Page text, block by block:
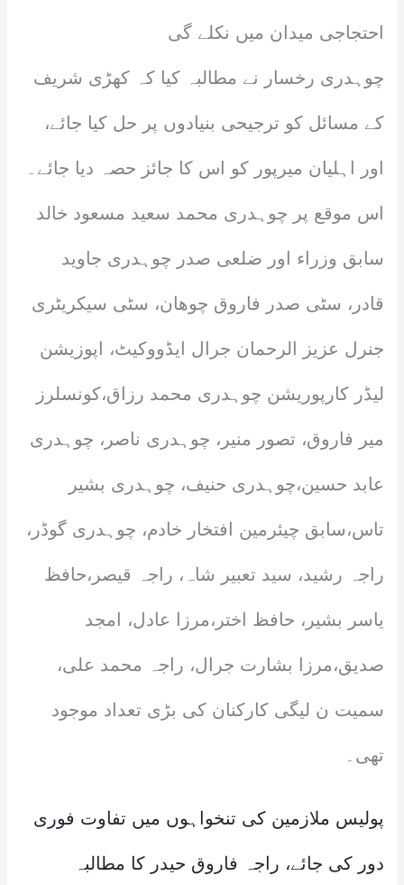
احتجاجی میدان میں نکلے گی
چوہدری رخسار نے مطالبہ کیا کہ کھڑی شریف
کے مسائل کو ترجیحی بنیادوں پر حل کیا جائے،
اور اہلیان میرپور کو اس کا جائز حصہ دیا جائے۔
اس موقع پر چوہدری محمد سعید مسعود خالد
سابق وزراء اور ضلعی صدر چوہدری جاوید
قادر، سٹی صدر فاروق چوھان، سٹی سیکریٹری
جنرل عزیز الرحمان جرال ایڈووکیٹ، اپوزیشن
لیڈر کارپوریشن چوہدری محمد رزاق،کونسلرز
میر فاروق، تصور منیر، چوہدری ناصر، چوہدری
عابد حسین،چوہدری حنیف، چوہدری بشیر
تاس،سابق چیئرمین افتخار خادم، چوہدری گوڈر،
راجہ رشید، سید تعبیر شاہ، راجہ قیصر،حافظ
یاسر بشیر، حافظ اختر،مرزا عادل، امجد
صدیق،مرزا بشارت جرال، راجہ محمد علی،
سمیت ن لیگی کارکنان کی بڑی تعداد موجود
تھی۔
پولیس ملازمین کی تنخواہوں میں تفاوت فوری
دور کی جائے، راجہ فاروق حیدر کا مطالبہ